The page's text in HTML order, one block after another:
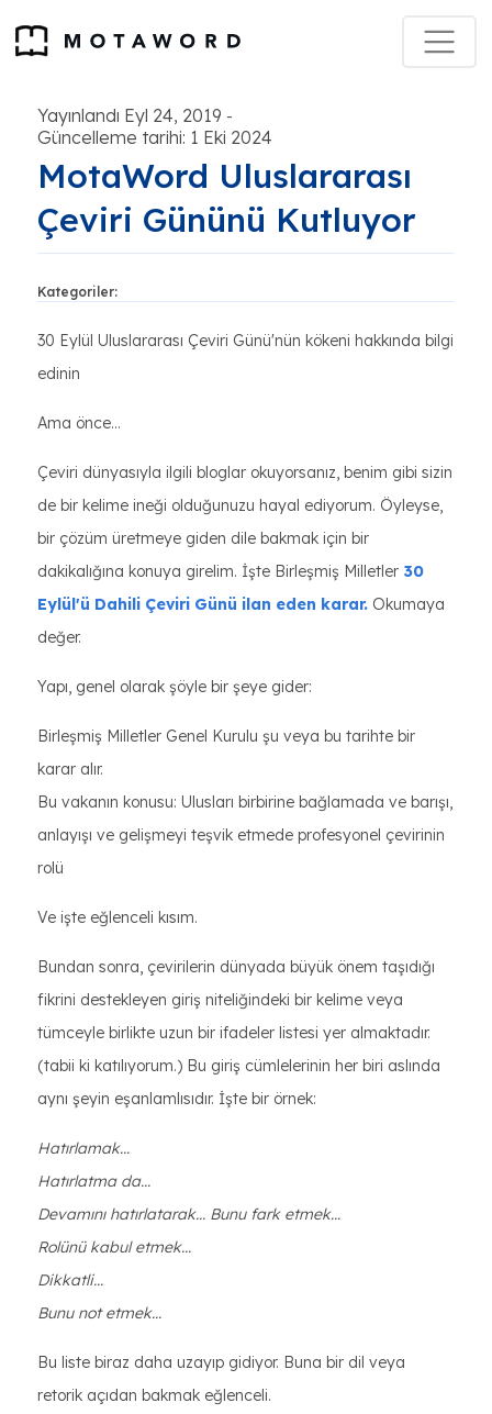
Yayınlandı Eyl 24, 2019 -
Güncelleme tarihi: 1 Eki 2024
MotaWord Uluslararası
Çeviri Gününü Kutluyor
Kategoriler:
30 Eylül Uluslararası Çeviri Günü'nün kökeni hakkında bilgi
edinin
Ama önce...
Çeviri dünyasıyla ilgili bloglar okuyorsanız, benim gibi sizin
de bir kelime ineği olduğunuzu hayal ediyorum. Öyleyse,
bir çözüm üretmeye giden dile bakmak için bir
dakikalığına konuya girelim. İşte Birleşmiş Milletler 30
Eylül'ü Dahili Çeviri Günü ilan eden karar. Okumaya
değer.
Yapı, genel olarak şöyle bir şeye gider:
Birleşmiş Milletler Genel Kurulu şu veya bu tarihte bir
karar alır.
Bu vakanın konusu: Ulusları birbirine bağlamada ve barışı,
anlayışı ve gelişmeyi teşvik etmede profesyonel çevirinin
rolü
Ve işte eğlenceli kısım.
Bundan sonra, çevirilerin dünyada büyük önem taşıdığı
fikrini destekleyen giriş niteliğindeki bir kelime veya
tümceyle birlikte uzun bir ifadeler listesi yer almaktadır.
(tabii ki katılıyorum.) Bu giriş cümlelerinin her biri aslında
aynı şeyin eşanlamlısıdır. İşte bir örnek:
Hatırlamak...
Hatırlatma da...
Devamını hatırlatarak... Bunu fark etmek...
Rolünü kabul etmek...
Dikkatli...
Bunu not etmek...
Bu liste biraz daha uzayıp gidiyor. Buna bir dil veya
retorik açıdan bakmak eğlenceli.